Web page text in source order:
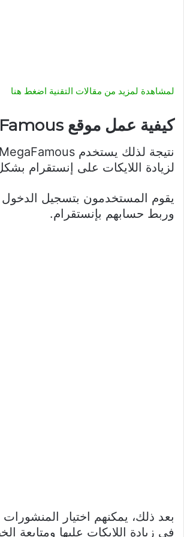
لمشاهدة لمزيد من مقالات التقنية اضغط هنا
كيفية عمل موقع MegaFamous
لزيادة اللايكات على إنستقرام
يقوم المستخدمون بتسجيل الدخول
وربط حسابهم بإنستقرام.
بعد ذلك، يمكنهم اختيار
في زيادة اللايكات عليها ومتابعة